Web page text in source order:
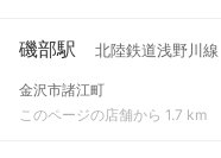
磯部駅 北陸鉄道浅野川線
金沢市諸江町
このページの店舗から 1.7 km